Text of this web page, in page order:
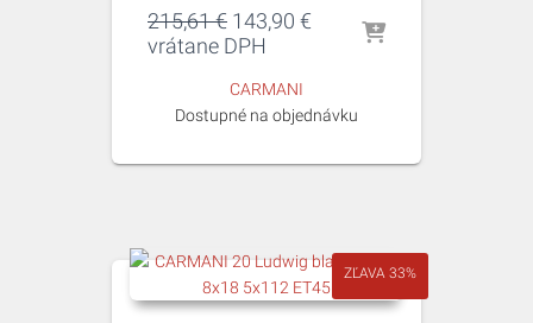
215,61€ Pôvodná
cena
215,61 €.
143,90 € Aktuálna
vrátane DPH
CARMANI
Dostupné na objednávku
ZĽAVA 33%